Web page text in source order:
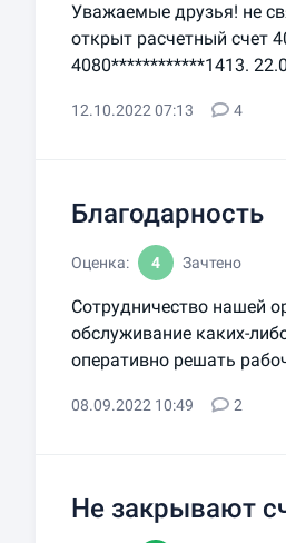
Уважаемые друзья! не
открыт расчетный счет
4080************1413.
12.10.2022 07:13 4
Благодарность
Оценка: 4 Зачтено
Сотрудничество нашей
обслуживание каких-
оперативно решать
08.09.2022 10:49 2
Не закрывают